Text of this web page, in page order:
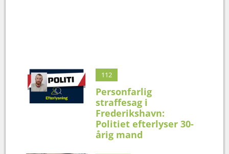
112
Personfarlig
straffesag i
Frederikshavn:
Politiet efterlyser 30-
årig mand